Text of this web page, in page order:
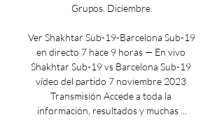
Grupos. Diciembre.
Ver Shakhtar Sub-19-Barcelona Sub-19
en directo 7 hace 9 horas — En vivo
Shakhtar Sub-19 vs Barcelona Sub-19
vídeo del partido 7 noviembre 2023
Transmisión Accede a toda la
información, resultados y muchas ...